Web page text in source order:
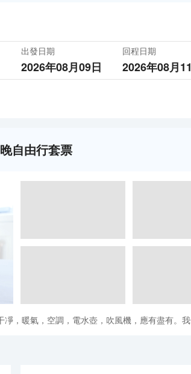
出發日期
2026年08月09日
回程日期
2026年08月
自由行套票
，暖氣，空調，電水壺，吹風機，應有盡有。我